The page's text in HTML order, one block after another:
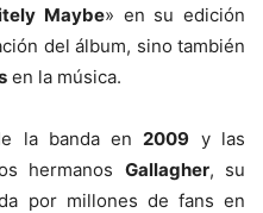
Maybe» en su edición
del álbum, sino también
en la música.
la banda en 2009 y las
hermanos Gallagher, su
por millones de fans en